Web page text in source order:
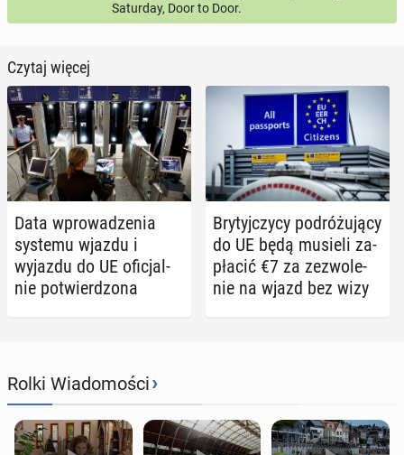
Saturday, Door to Door.
Czytaj więcej
Data wpro­wa­dze­nia
systemu wjazdu i
wyjazdu do UE ofi­cjal­
nie po­twier­dzo­na
Bry­tyj­czy­cy po­dró­żu­ją­cy
do UE będą musieli za­
pła­cić €7 za ze­zwo­le­
nie na wjazd bez wizy
Rolki Wiadomości›